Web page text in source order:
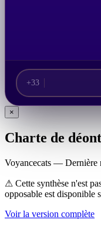
+33
×
Charte de
Voyancecats — Dernière
⚠ Cette synthèse n'est
opposable est disponible
Voir la version complète